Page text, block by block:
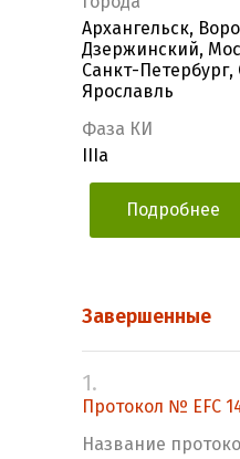
Архангельск,
Дзержинский,
Санкт-Петербург,
Ярославль
Фаза КИ
IIIa
Подробнее
Завершенные
1.
Протокол № EFC
Название